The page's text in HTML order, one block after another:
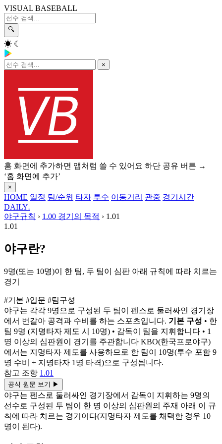
VISUAL BASEBALL
🔍
☀ ☾
×
홈 화면에 추가하면 앱처럼 쓸 수 있어요 하단 공유 버튼 →
‘홈 화면에 추가’
×
HOME 일정 팀/순위 타자 투수 이동거리 관중 경기시간
DAILY.
야구규칙 › 1.00 경기의 목적 › 1.01
1.01
야구란?
9명(또는 10명)이 한 팀, 두 팀이 심판 아래 규칙에 따라 치르는
경기
#기본 #입문 #팀구성
야구는 각각 9명으로 구성된 두 팀이 펜스로 둘러싸인 경기장
에서 번갈아 공격과 수비를 하는 스포츠입니다. 기본 구성 • 한
팀 9명 (지명타자 제도 시 10명) • 감독이 팀을 지휘합니다 • 1
명 이상의 심판원이 경기를 주관합니다 KBO(한국프로야구)
에서는 지명타자 제도를 사용하므로 한 팀이 10명(투수 포함 9
명 수비 + 지명타자 1명 타격)으로 구성됩니다.
참고 조항 1.01
공식 원문 보기 ▶
야구는 펜스로 둘러싸인 경기장에서 감독이 지휘하는 9명의
선수로 구성된 두 팀이 한 명 이상의 심판원의 주재 아래 이 규
칙에 따라 치르는 경기이다(지명타자 제도를 채택한 경우 10
명이 된다).